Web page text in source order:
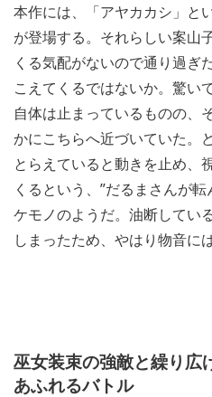
本作には、「アヤカカシ」と
が登場する。それらしい案山
くる気配がないので通り過ぎ
こえてくるではないか。驚い
自体は止まっているものの、
かにこちらへ近づいていた。
とらえていると動きを止め、
くるという、”だるまさんが
ケモノのようだ。油断してい
しまったため、やはり物音に
巫女装束の強敵と繰り広
あふれるバトル